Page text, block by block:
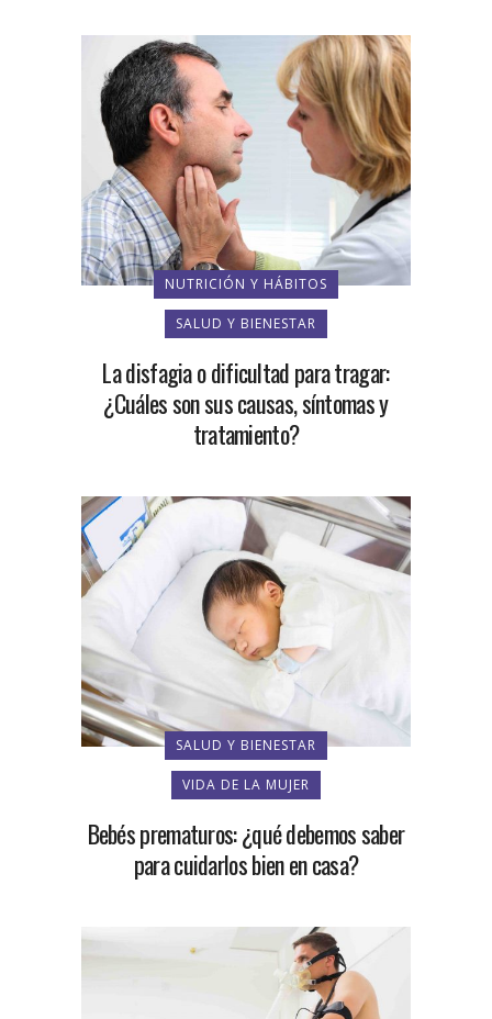
NUTRICIÓN Y HÁBITOS
SALUD Y BIENESTAR
La disfagia o dificultad para tragar:
¿Cuáles son sus causas, síntomas y
tratamiento?
SALUD Y BIENESTAR
VIDA DE LA MUJER
Bebés prematuros: ¿qué debemos saber
para cuidarlos bien en casa?